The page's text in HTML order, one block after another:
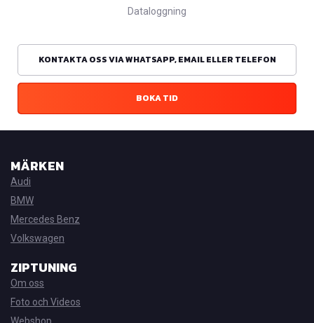
Dataloggning
KONTAKTA OSS VIA WHATSAPP, EMAIL ELLER TELEFON
BOKA TID
MÄRKEN
Audi
BMW
Mercedes Benz
Volkswagen
ZIPTUNING
Om oss
Foto och Videos